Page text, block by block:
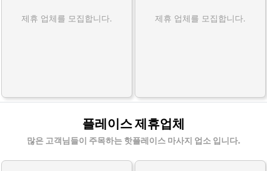
제휴 업체를 모집합니다. 제휴 업체를 모집합니다.
플레이스 제휴업체
많은 고객님들이 주목하는 핫플레이스 마사지 업소 입니다.